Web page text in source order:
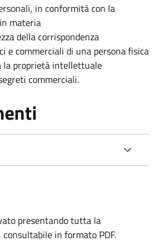
in conformità con la
materia
della corrispondenza
e commerciali di una persona fisica
la proprietà intellettuale
commerciali.
presentando tutta la
in formato PDF.